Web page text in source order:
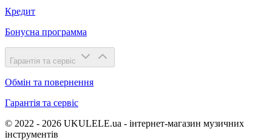
Кредит
Бонусна программа
Гарантія та сервіс
Обмін та повернення
Гарантія та сервіс
© 2022 - 2026 UKULELE.ua - інтернет-магазин музичних
інструментів